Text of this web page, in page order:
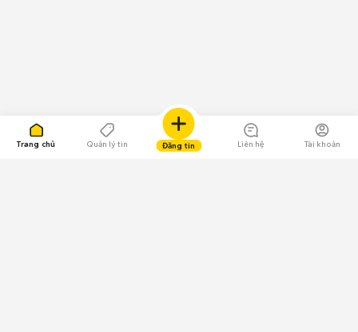
Trang chủ Quản lý tin Đăng tin Liên hệ Tài khoản